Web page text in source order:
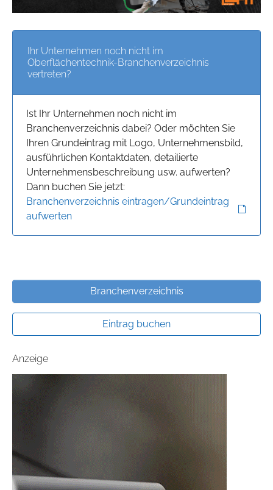
Ihr Unternehmen noch nicht im
Oberflächentechnik-Branchenverzeichnis
vertreten?
Ist Ihr Unternehmen noch nicht im
Branchenverzeichnis dabei? Oder möchten Sie
Ihren Grundeintrag mit Logo, Unternehmensbild,
ausführlichen Kontaktdaten, detailierte
Unternehmensbeschreibung usw. aufwerten?
Dann buchen Sie jetzt:
Branchenverzeichnis eintragen/Grundeintrag
aufwerten
Branchenverzeichnis
Eintrag buchen
Anzeige